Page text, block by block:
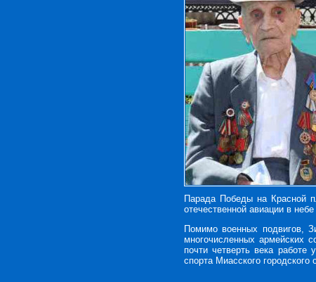
Парада Победы на Красной
отечественной авиации в
Помимо военных подвигов,
многочисленных армейских
почти четверть века
спорта Миасского